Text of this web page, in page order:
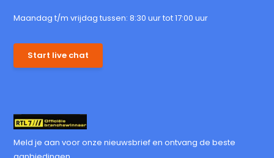
Maandag t/m vrijdag tussen: 8:30 uur tot 17:00 uur
Start live chat
Meld je aan voor onze nieuwsbrief en ontvang de beste